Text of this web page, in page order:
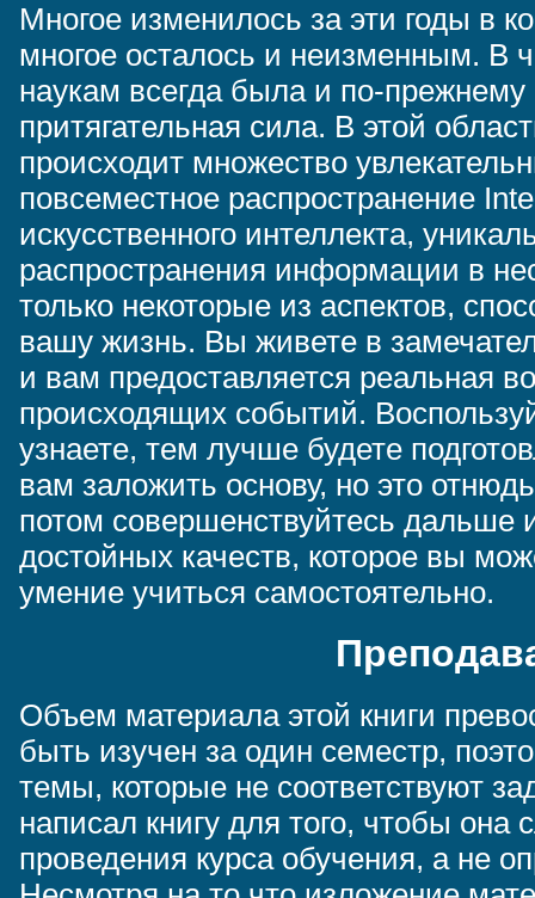
Многое изменилось за эти годы в
многое осталось и неизменным. В
наукам всегда была и по-прежнему
притягательная сила. В этой
происходит множество
повсеместное распространение
искусственного интеллекта,
распространения информации в
только некоторые из аспектов,
вашу жизнь. Вы живете в
и вам предоставляется реальная
происходящих событий.
узнаете, тем лучше будете
вам заложить основу, но это
потом совершенствуйтесь
достойных качеств, которое вы
умение учиться самостоятельно.
Объем материала этой книги
быть изучен за один семестр,
темы, которые не соответствуют
написал книгу для того, чтобы она
проведения курса обучения, а не